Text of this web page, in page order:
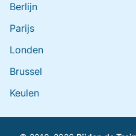
Berlijn
Parijs
Londen
Brussel
Keulen